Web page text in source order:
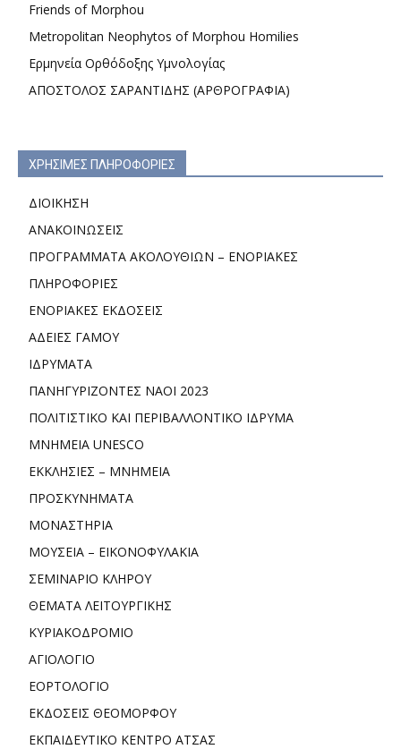
Friends of Morphou
Metropolitan Neophytos of Morphou Homilies
Ερμηνεία Ορθόδοξης Υμνολογίας
ΑΠΟΣΤΟΛΟΣ ΣΑΡΑΝΤΙΔΗΣ (ΑΡΘΡΟΓΡΑΦΙΑ)
ΧΡΗΣΙΜΕΣ ΠΛΗΡΟΦΟΡΙΕΣ
ΔΙΟΙΚΗΣΗ
ΑΝΑΚΟΙΝΩΣΕΙΣ
ΠΡΟΓΡΑΜΜΑΤΑ ΑΚΟΛΟΥΘΙΩΝ – ΕΝΟΡΙΑΚΕΣ
ΠΛΗΡΟΦΟΡΙΕΣ
ΕΝΟΡΙΑΚΕΣ ΕΚΔΟΣΕΙΣ
ΑΔΕΙΕΣ ΓΑΜΟΥ
ΙΔΡΥΜΑΤΑ
ΠΑΝΗΓΥΡΙΖΟΝΤΕΣ ΝΑΟΙ 2023
ΠΟΛΙΤΙΣΤΙΚΟ ΚΑΙ ΠΕΡΙΒΑΛΛΟΝΤΙΚΟ ΙΔΡΥΜΑ
ΜΝΗΜΕΙΑ UNESCO
ΕΚΚΛΗΣΙΕΣ – ΜΝΗΜΕΙΑ
ΠΡΟΣΚΥΝΗΜΑΤΑ
ΜΟΝΑΣΤΗΡΙΑ
ΜΟΥΣΕΙΑ – ΕΙΚΟΝΟΦΥΛΑΚΙΑ
ΣΕΜΙΝΑΡΙΟ ΚΛΗΡΟΥ
ΘΕΜΑΤΑ ΛΕΙΤΟΥΡΓΙΚΗΣ
ΚΥΡΙΑΚΟΔΡΟΜΙΟ
ΑΓΙΟΛΟΓΙΟ
ΕΟΡΤΟΛΟΓΙΟ
ΕΚΔΟΣΕΙΣ ΘΕΟΜΟΡΦΟΥ
ΕΚΠΑΙΔΕΥΤΙΚΟ ΚΕΝΤΡΟ ΑΤΣΑΣ